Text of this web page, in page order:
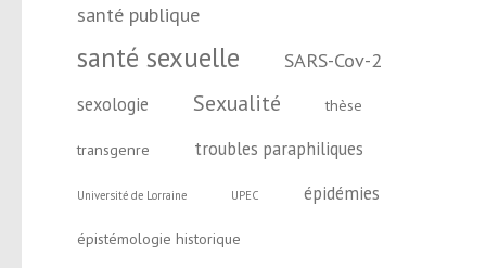
santé publique
santé sexuelle SARS-Cov-2
sexologie Sexualité thèse
transgenre troubles paraphiliques
Université de Lorraine UPEC épidémies
épistémologie historique